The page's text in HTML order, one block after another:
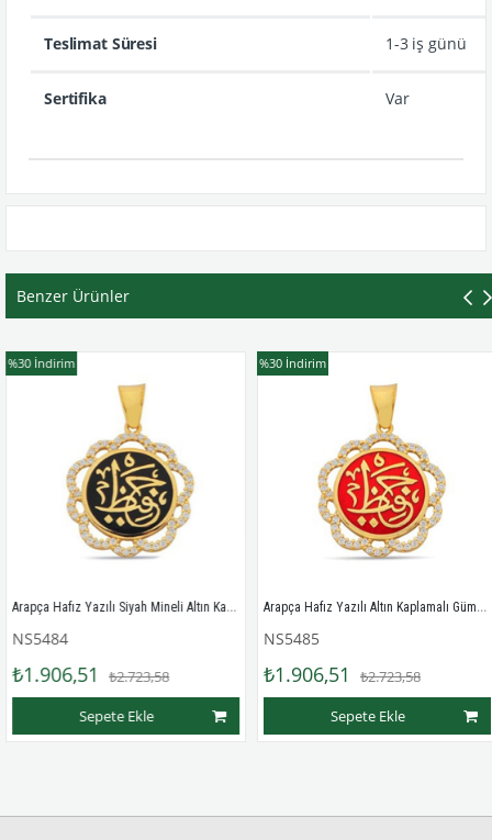
Teslimat Süresi 1-3 iş günü
Sertifika Var
Benzer Ürünler
Arapça Hafız Yazılı Siyah Mineli Altın Kaplamalı Gümüş Bayan Kolye Ucu
₺2.723,58
Sepete Ekle
İndirim
Arapça Hafız Yazılı Altın Kaplamalı Gümüş Bayan Kolye Ucu
NS5485
₺1.906,51 ₺2.723,58
Sepete Ekle
İndirim